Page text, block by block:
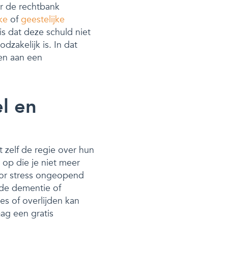
de rechtbank
ofgeestelijke
dat deze schuld niet
is. In dat
aan een
en
de regie over hun
op die je niet meer
stress ongeopend
dementie of
of overlijden kan
een gratis